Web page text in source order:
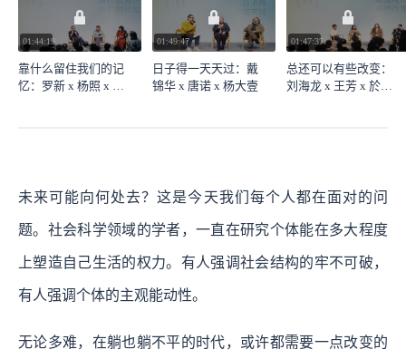
01:44:19
靠什么留住我们的记
忆：罗新 x 杨照 x 张
01:49:47
日子得一天天过：戴
锦华 x 唐诺 x 杨大壹
01:47:37
总还可以有些改变：
刘海龙 x 王芳 x 於嘉
未来可能向何处去？这是今天我们每个人都在面对的问
题。社会科学领域的学者，一直在研究个体能在多大程度
上塑造自己生活的权力。有人强调社会结构的牢不可破，
有人强调个体的主观能动性。
无论多难，在躺也躺不平的时代，或许都需要一点改变的